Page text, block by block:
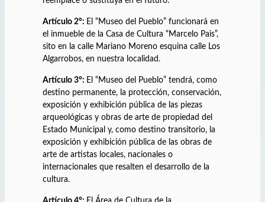
Artículo 2°: El “Museo del Pueblo” funcionará en
el inmueble de la Casa de Cultura “Marcelo Pais”,
sito en la calle Mariano Moreno esquina calle Los
Algarrobos, en nuestra localidad.
Artículo 3°: El “Museo del Pueblo” tendrá, como
destino permanente, la protección, conservación,
exposición y exhibición pública de las piezas
arqueológicas y obras de arte de propiedad del
Estado Municipal y, como destino transitorio, la
exposición y exhibición pública de las obras de
arte de artistas locales, nacionales o
internacionales que resalten el desarrollo de la
cultura.